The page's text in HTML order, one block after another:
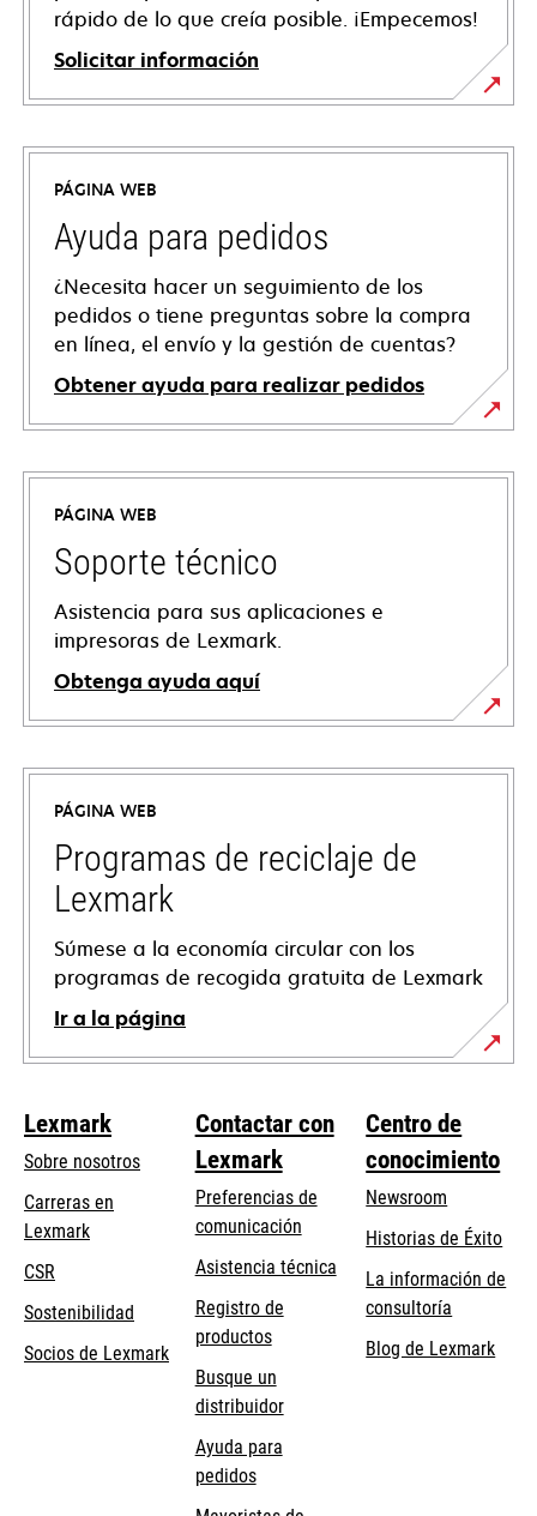
rápido de lo que creía posible. ¡Empecemos!
Solicitar información
PÁGINA WEB
Ayuda para pedidos
¿Necesita hacer un seguimiento de los
pedidos o tiene preguntas sobre la compra
en línea, el envío y la gestión de cuentas?
Obtener ayuda para realizar pedidos
PÁGINA WEB
Soporte técnico
Asistencia para sus aplicaciones e
impresoras de Lexmark.
Obtenga ayuda aquí
se
abre
una
pestaña
nueva
PÁGINA WEB
Programas de reciclaje de
Lexmark
Súmese a la economía circular con los
programas de recogida gratuita de Lexmark
Ir a la página
Lexmark
Sobre nosotros
Carreras en
Lexmark
CSR
Sostenibilidad
Socios de Lexmark
Contactar con
Lexmark
Preferencias de
comunicación
se
abre
en
una
pestaña
nueva
Asistencia técnicase
abre
Registro de
productos
Busque un
distribuidor
Ayuda para
pedidos
Centro de
conocimiento
Newsroom
Historias de Éxito
La información de
consultoría
Blog de Lexmark